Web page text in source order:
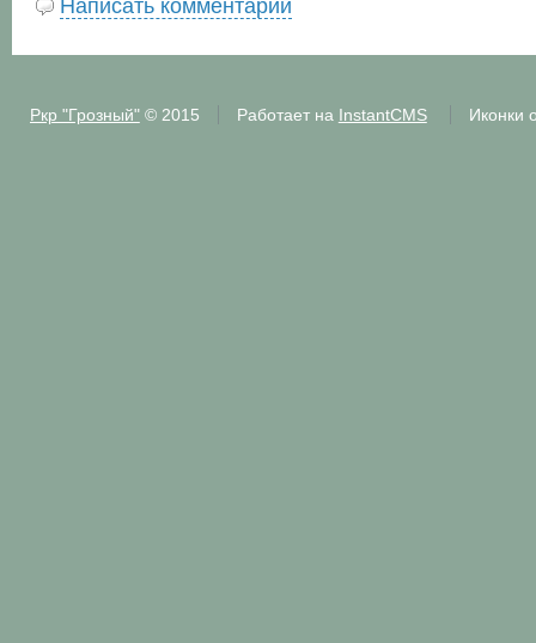
Написать комментарий
Ркр "Грозный"© 2015 Работает на InstantCMS Иконки